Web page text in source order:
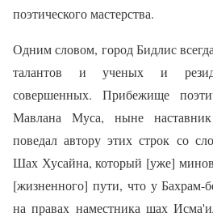
поэтического мастерства.
Одним словом, город Бидлис
талантов и ученых и
совершенных. Прибежище
Мавлана Муса, ныне
поведал автору этих строк со
Шах Хусайна, который [уже]
[жизненного] пути, что у Бахрам-
на правах наместника шах